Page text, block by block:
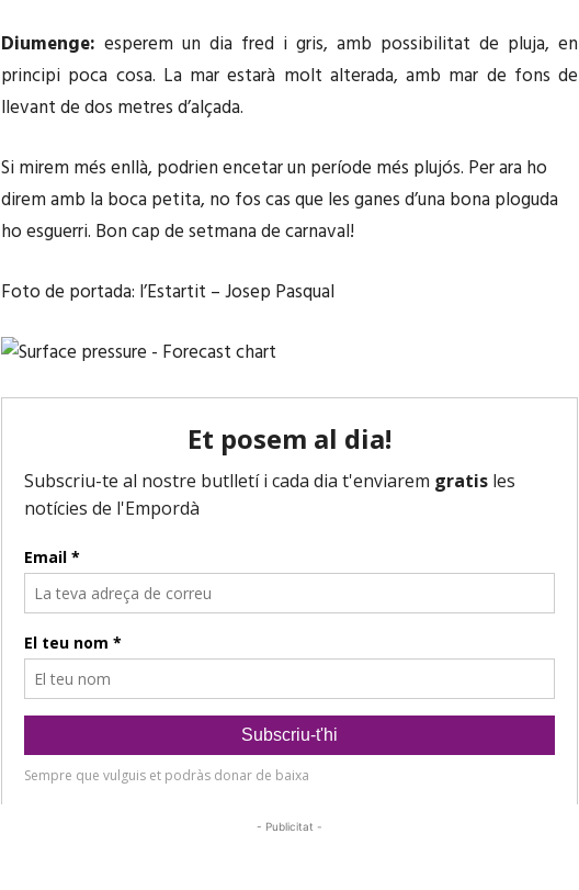
Diumenge: esperem un dia fred i gris, amb possibilitat de pluja, en
principi poca cosa. La mar estarà molt alterada, amb mar de fons de
llevant de dos metres d’alçada.
Si mirem més enllà, podrien encetar un període més plujós. Per ara ho
direm amb la boca petita, no fos cas que les ganes d’una bona ploguda
ho esguerri. Bon cap de setmana de carnaval!
Foto de portada: l’Estartit – Josep Pasqual
- Publicitat -